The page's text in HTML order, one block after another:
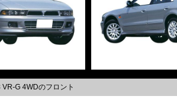
G 4WDのフロント